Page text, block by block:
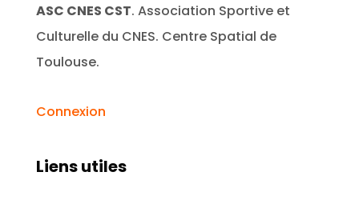
ASC CNES CST. Association Sportive et
Culturelle du CNES. Centre Spatial de
Toulouse.
Connexion
Liens utiles